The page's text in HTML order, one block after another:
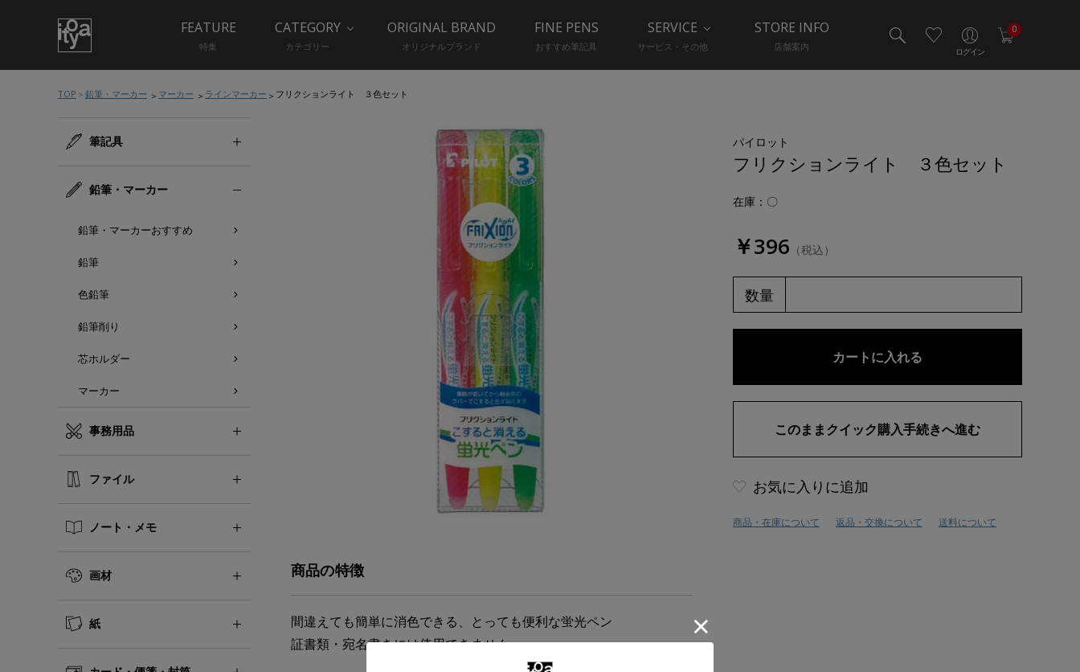
ログイン
0
FEATURE
特集
CATEGORY
カテゴリー
ORIGINAL BRAND
オリジナルブランド
FINE PENS
おすすめ筆記具
SERVICE
サービス・その他
STORE INFO
店舗案内
TOP 鉛筆・マーカー マーカー ラインマーカー フリクションライト ３色セット
筆記具
鉛筆・マーカー
鉛筆・マーカーおすすめ
鉛筆
色鉛筆
鉛筆削り
芯ホルダー
マーカー
事務用品
ファイル
ノート・メモ
画材
紙
パイロット
フリクションライト ３色セット
在庫：〇
￥396 （税込）
数量
お気に入りに追加
商品・在庫について 返品・交換について 送料について
商品の特徴
間違えても簡単に消色できる、とっても便利な蛍光ペン
証書類・宛名書きには使用できません。